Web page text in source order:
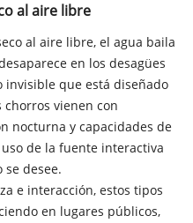
al aire libre
al aire libre, el agua baila
en los desagües
invisible que está diseñado
vienen con
nocturna y capacidades de
de la fuente interactiva
se desee.
e interacción, estos tipos
en lugares públicos,